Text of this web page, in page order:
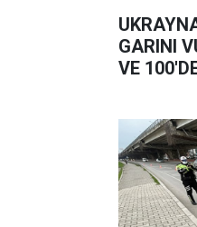
GARINI
VE